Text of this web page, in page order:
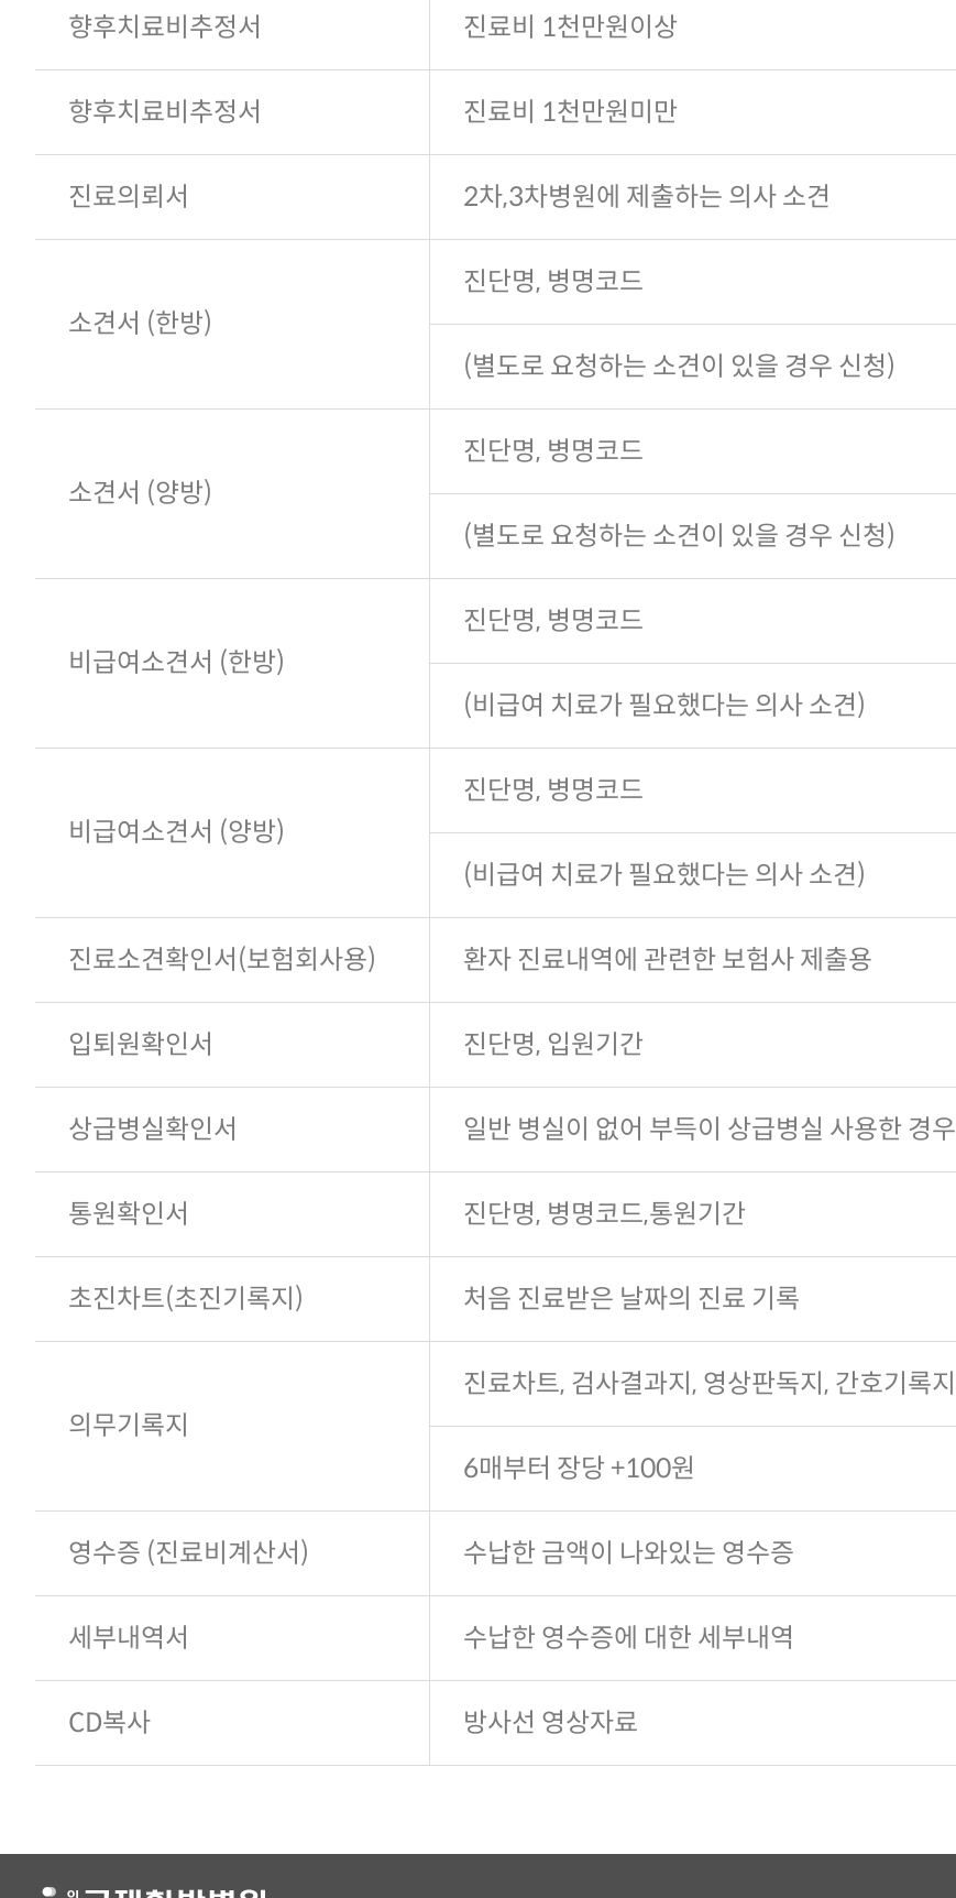
향후치료비추정서 진료비 1천만원이상
향후치료비추정서 진료비 1천만원미만
진료의뢰서 2차,3차병원에 제출하는 의사 소견
소견서 (한방)
진단명, 병명코드
(별도로 요청하는 소견이 있을 경우 신청)
소견서 (양방)
진단명, 병명코드
(별도로 요청하는 소견이 있을 경우 신청)
비급여소견서 (한방)
진단명, 병명코드
(비급여 치료가 필요했다는 의사 소견)
비급여소견서 (양방)
진단명, 병명코드
(비급여 치료가 필요했다는 의사 소견)
진료소견확인서(보험회사용) 환자 진료내역에 관련한 보험사 제출용
입퇴원확인서 진단명, 입원기간
상급병실확인서 일반 병실이 없어 부득이 상급병실 사용한 경우
통원확인서 진단명, 병명코드,통원기간
초진차트(초진기록지) 처음 진료받은 날짜의 진료 기록
의무기록지
진료차트, 검사결과지, 영상판독지, 간호기록지
6매부터 장당 +100원
영수증 (진료비계산서) 수납한 금액이 나와있는 영수증
세부내역서 수납한 영수증에 대한 세부내역
CD복사 방사선 영상자료